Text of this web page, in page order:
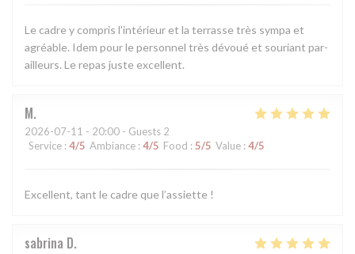
Le cadre y compris l'intérieur et la terrasse très sympa et
agréable. Idem pour le personnel très dévoué et souriant par-
ailleurs. Le repas juste excellent.
M
2026-07-11 - 20:00 - Guests 2
Service : 4/5 Ambiance : 4/5 Food : 5/5 Value : 4/5
Excellent, tant le cadre que l’assiette !
sabrina D